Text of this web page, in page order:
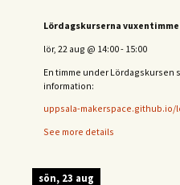
Lördagskurserna vuxentimme
lör, 22 aug @ 14:00- 15:00
En timme under Lördagskursen
information:
uppsala-
See more details
sön, 23 aug